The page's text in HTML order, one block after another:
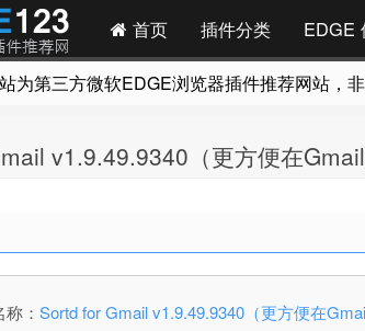
首页 插件分类 EDGE
为第三方微软EDGE浏览器插件推荐网站，
v1.9.49.9340（更方便在Gmail
： Sortd for Gmail v1.9.49.9340（更方便在